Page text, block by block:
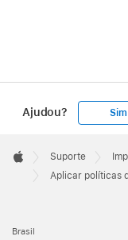
Ajudou? Sim
Footer

Apple
Suporte
Aplicar políticas
Brasil